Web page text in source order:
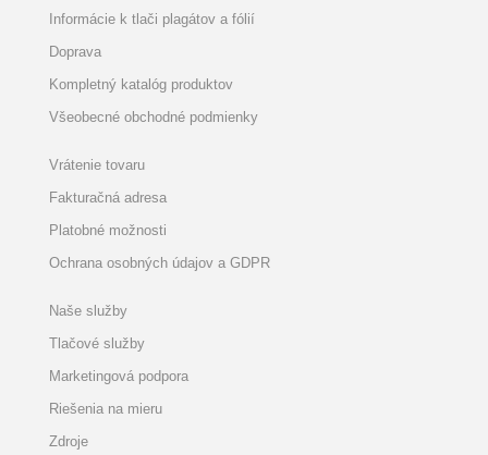
Informácie k tlači plagátov a fólií
Doprava
Kompletný katalóg produktov
Všeobecné obchodné podmienky
Vrátenie tovaru
Fakturačná adresa
Platobné možnosti
Ochrana osobných údajov a GDPR
Naše služby
Tlačové služby
Marketingová podpora
Riešenia na mieru
Zdroje